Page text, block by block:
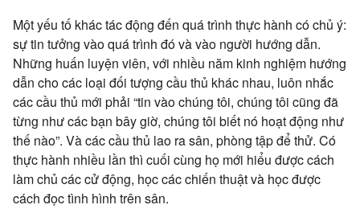
Một yếu tố khác tác động đến quá trình thực hành có chủ ý:
sự tin tưởng vào quá trình đó và vào người hướng dẫn.
Những huấn luyện viên, với nhiều năm kinh nghiệm hướng
dẫn cho các loại đối tượng cầu thủ khác nhau, luôn nhắc
các cầu thủ mới phải “tin vào chúng tôi, chúng tôi cũng đã
từng như các bạn bây giờ, chúng tôi biết nó hoạt động như
thế nào”. Và các cầu thủ lao ra sân, phòng tập để thử. Có
thực hành nhiều lần thì cuối cùng họ mới hiểu được cách
làm chủ các cử động, học các chiến thuật và học được
cách đọc tình hình trên sân.